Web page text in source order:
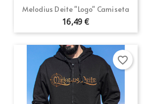
Melodius Deite "Logo" Camiseta
16,49 €
favorite_border